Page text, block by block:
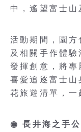
中，遙望富士山
活動期間，園
及相關手作體
發揮創意，將專
喜愛追逐富士山
花旅遊清單，一
◉ 長井海之手